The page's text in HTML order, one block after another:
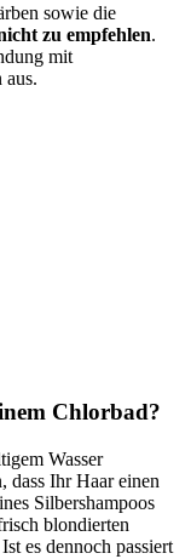
sowie die
zu empfehlen.
mit
aus.
Chlorbad?
Wasser
dass Ihr Haar einen
Silbershampoos
blondierten
es dennoch passiert